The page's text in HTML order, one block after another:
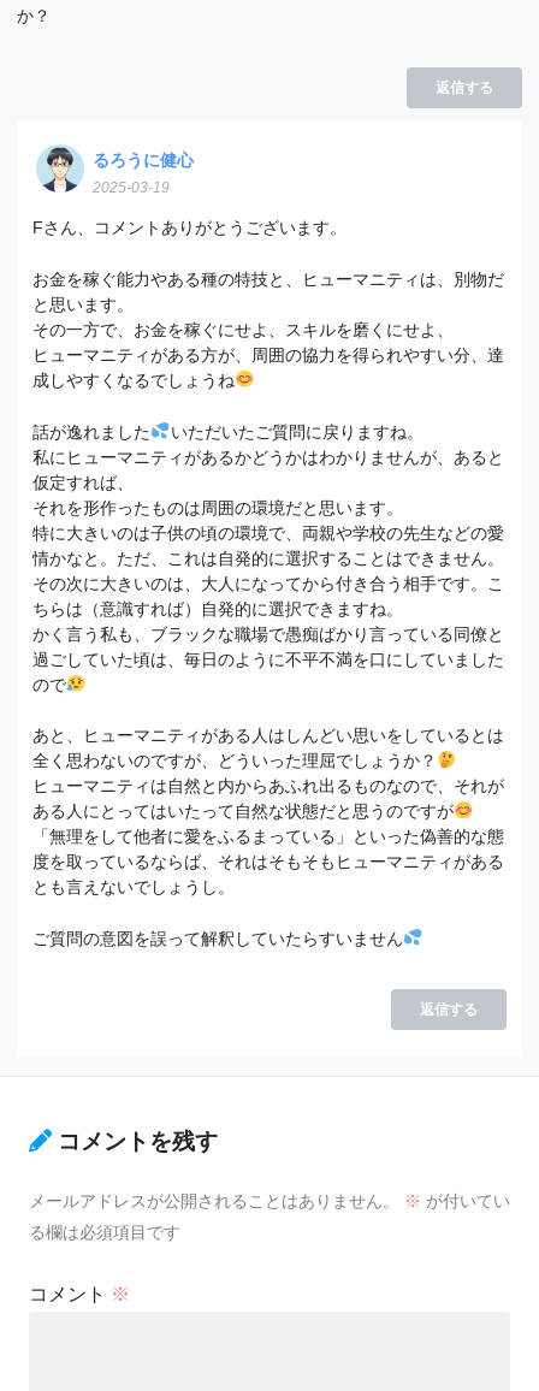
か？
返信する
るろうに健心
2025-03-19
Fさん、コメントありがとうございます。
お金を稼ぐ能力やある種の特技と、ヒューマニティは、別物だ
と思います。
その一方で、お金を稼ぐにせよ、スキルを磨くにせよ、
ヒューマニティがある方が、周囲の協力を得られやすい分、達
成しやすくなるでしょうね
話が逸れました
いただいたご質問に戻りますね。
私にヒューマニティがあるかどうかはわかりませんが、あると
仮定すれば、
それを形作ったものは周囲の環境だと思います。
特に大きいのは子供の頃の環境で、両親や学校の先生などの愛
情かなと。ただ、これは自発的に選択することはできません。
その次に大きいのは、大人になってから付き合う相手です。こ
ちらは（意識すれば）自発的に選択できますね。
かく言う私も、ブラックな職場で愚痴ばかり言っている同僚と
過ごしていた頃は、毎日のように不平不満を口にしていました
ので
あと、ヒューマニティがある人はしんどい思いをしているとは
全く思わないのですが、どういった理屈でしょうか？
ヒューマニティは自然と内からあふれ出るものなので、それが
ある人にとってはいたって自然な状態だと思うのですが
「無理をして他者に愛をふるまっている」といった偽善的な態
度を取っているならば、それはそもそもヒューマニティがある
とも言えないでしょうし。
ご質問の意図を誤って解釈していたらすいません
返信する
コメントを残す
メールアドレスが公開されることはありません。 ※ が付いてい
る欄は必須項目です
コメント ※